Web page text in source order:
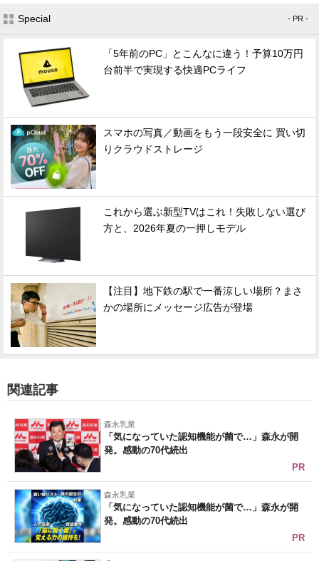
Special - PR -
「5年前のPC」とこんなに違う！予算10万円
台前半で実現する快適PCライフ
スマホの写真／動画をもう一段安全に 買い切
りクラウドストレージ
これから選ぶ新型TVはこれ！失敗しない選び
方と、2026年夏の一押しモデル
【注目】地下鉄の駅で一番涼しい場所？まさ
かの場所にメッセージ広告が登場
関連記事
森永乳業
「気になっていた認知機能が菌で…」森永が開
発。感動の70代続出
PR
森永乳業
「気になっていた認知機能が菌で…」森永が開
発。感動の70代続出
PR